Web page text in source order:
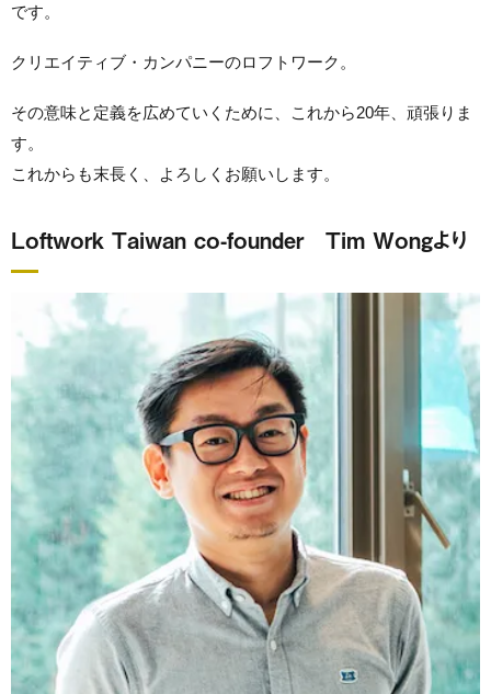
です。
クリエイティブ・カンパニーのロフトワーク。
その意味と定義を広めていくために、これから20年、頑張りま
す。
これからも末長く、よろしくお願いします。
Loftwork Taiwan co-founder Tim Wongより